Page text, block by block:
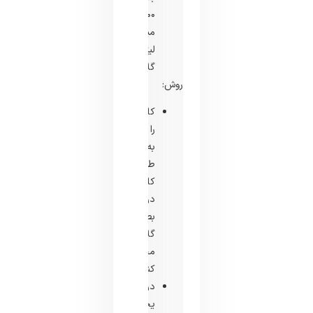
۲۰۰
میلی
لیتری
گلاب
روش:
کافور
را
به
طور
کامل
در
بطری
گلاب
مخلوط
کنید.
در
یخچال